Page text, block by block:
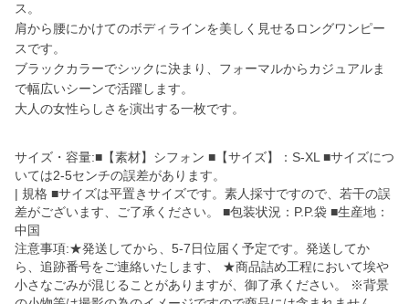
ス。
肩から腰にかけてのボディラインを美しく見せるロングワンピー
スです。
ブラックカラーでシックに決まり、フォーマルからカジュアルま
で幅広いシーンで活躍します。
大人の女性らしさを演出する一枚です。
サイズ・容量:■【素材】シフォン ■【サイズ】：S-XL ■サイズにつ
いては2-5センチの誤差があります。
| 規格 ■サイズは平置きサイズです。素人採寸ですので、若干の誤
差がございます、ご了承ください。 ■包装状況：P.P.袋 ■生産地：
中国
注意事項:★発送してから、5-7日位届く予定です。発送してか
ら、追跡番号をご連絡いたします、 ★商品詰め工程において埃や
小さなごみが混じることがありますが、御了承ください。 ※背景